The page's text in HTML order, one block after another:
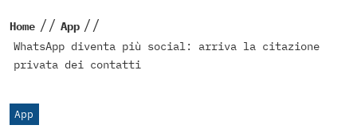
Home // App //
WhatsApp diventa più social: arriva la citazione
privata dei contatti
App